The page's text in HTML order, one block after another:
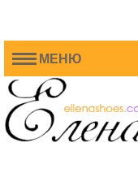
МЕНЮ